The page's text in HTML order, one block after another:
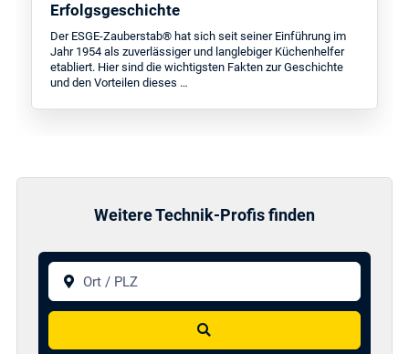
Erfolgsgeschichte
Der ESGE-Zauberstab® hat sich seit seiner Einführung im
Jahr 1954 als zuverlässiger und langlebiger Küchenhelfer
etabliert. Hier sind die wichtigsten Fakten zur Geschichte
und den Vorteilen dieses …
Weitere Technik-Profis finden
Ort / PLZ
Suchen